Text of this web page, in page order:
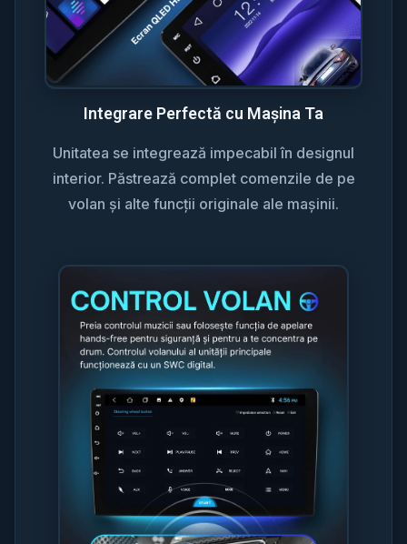
Integrare Perfectă cu Mașina Ta
Unitatea se integrează impecabil în designul
interior. Păstrează complet comenzile de pe
volan și alte funcții originale ale mașinii.